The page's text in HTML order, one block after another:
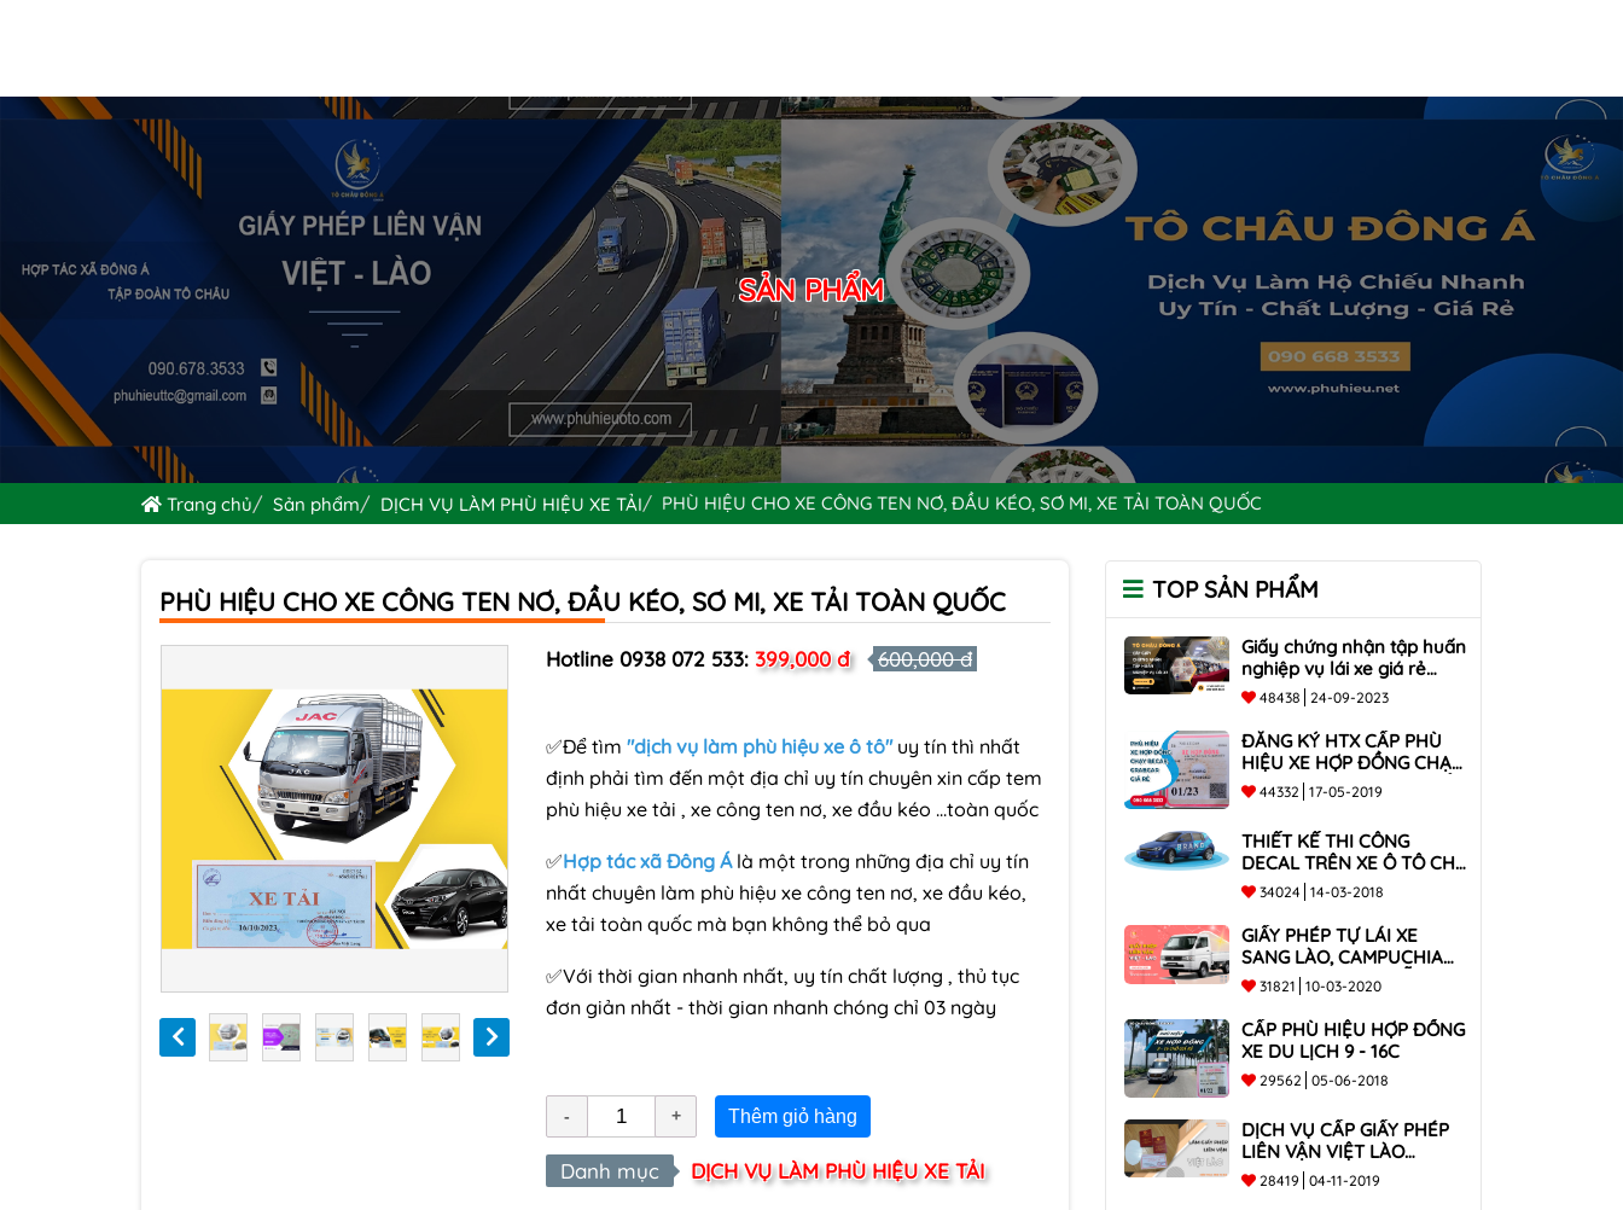
SẢN PHẨM
Trang chủ Sản phẩm DỊCH VỤ LÀM PHÙ HIỆU XE TẢI PHÙ HIỆU CHO XE CÔNG TEN NƠ, ĐẦU KÉO, SƠ MI, XE TẢI TOÀN QUỐC
PHÙ HIỆU CHO XE CÔNG TEN NƠ, ĐẦU KÉO, SƠ MI, XE TẢI TOÀN QUỐC
Hotline 0938 072 533: 399,000 đ 600,000 đ
✅Để tìm "dịch vụ làm phù hiệu xe ô tô" uy tín thì nhất
định phải tìm đến một địa chỉ uy tín chuyên xin cấp tem
phù hiệu xe tải , xe công ten nơ, xe đầu kéo ...toàn quốc
✅Hợp tác xã Đông Álà một trong những địa chỉ uy tín
nhất chuyên làm phù hiệu xe công ten nơ, xe đầu kéo,
xe tải toàn quốc mà bạn không thể bỏ qua
✅Với thời gian nhanh nhất, uy tín chất lượng , thủ tục
đơn giản nhất - thời gian nhanh chóng chỉ 03 ngày
Thêm giỏ hàng
Danh mục DỊCH VỤ LÀM PHÙ HIỆU XE TẢI
TOP SẢN PHẨM
Giấy chứng nhận tập huấn
nghiệp vụ lái xe giá rẻ
toàn quốc
48438 24-09-2023
ĐĂNG KÝ HTX CẤP PHÙ
HIỆU XE HỢP ĐỒNG CHẠY
BECAR, GRABCAR GIÁ RẺ
NHẤT
44332 17-05-2019
THIẾT KẾ THI CÔNG
DECAL TRÊN XE Ô TÔ CHO
CÔNG TY
34024 14-03-2018
GIẤY PHÉP TỰ LÁI XE
SANG LÀO, CAMPUCHIA
CHO XE DƯỚI 9 CHỖ VÀ
XE BÁN TẢI
31821 10-03-2020
CẤP PHÙ HIỆU HỢP ĐỒNG
XE DU LỊCH 9 - 16C
29562 05-06-2018
DỊCH VỤ CẤP GIẤY PHÉP
LIÊN VẬN VIỆT LÀO
NHANH CHÓNG , UY TÍN
TOÀN QUỐC
28419 04-11-2019